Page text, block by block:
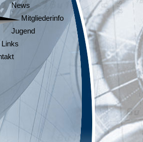
News
Mitgliederinfo
Jugend
Links